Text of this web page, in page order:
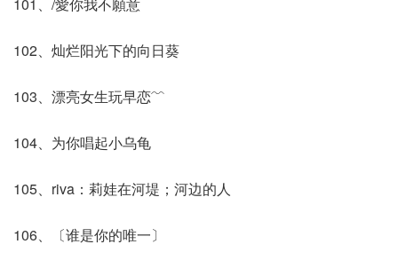
102、灿烂阳光下的向日葵
103、漂亮女生玩早恋﹌
104、为你唱起小乌龟
105、riva：莉娃在河堤；河边的人
106、〔谁是你的唯一〕